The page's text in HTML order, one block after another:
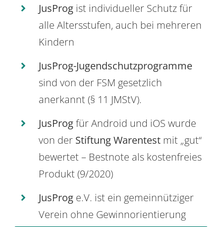
JusProg ist individueller Schutz für
alle Altersstufen, auch bei mehreren
Kindern
JusProg-Jugendschutzprogramme
sind von der FSM gesetzlich
anerkannt (§ 11 JMStV).
JusProgfür Android und iOS wurde
von der Stiftung Warentest mit „gut“
bewertet – Bestnote als kostenfreies
Produkt (9/2020)
JusProg e.V. ist ein gemeinnütziger
Verein ohne Gewinnorientierung